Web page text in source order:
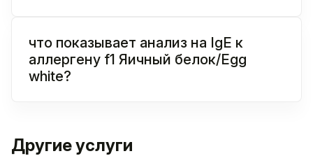
что показывает анализ на IgE к
аллергену f1 Яичный белок/Egg
white?
Другие услуги